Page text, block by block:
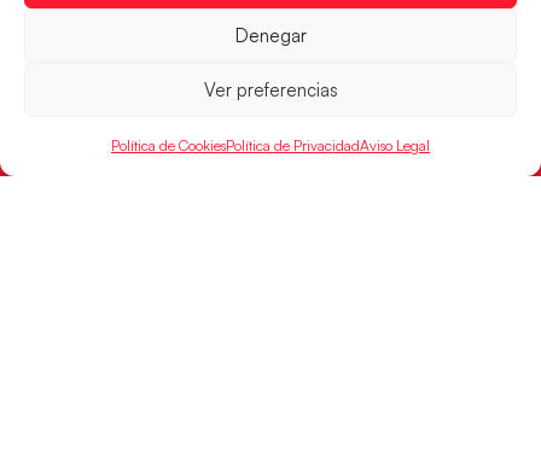
Denegar
Ver preferencias
Política de CookiesPolítica de PrivacidadAviso Legal
RFEBM © 2024. Todos los derechos reservados –
Desarrollado por